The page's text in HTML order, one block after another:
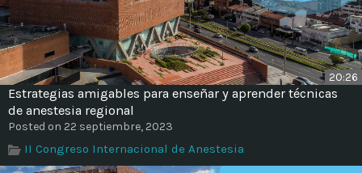
20:26
Estrategias amigables para enseñar y aprender técnicas
de anestesia regional
Posted on 22 septiembre, 2023
II Congreso Internacional de Anestesia